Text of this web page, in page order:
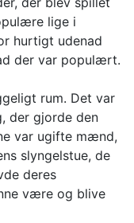
lige i
hurtigt udenad
der var populært.
rum. Det var
der gjorde den
var ugifte mænd,
slyngelstue, de
deres
være og blive